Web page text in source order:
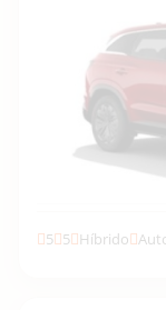
5 5 Híbrido